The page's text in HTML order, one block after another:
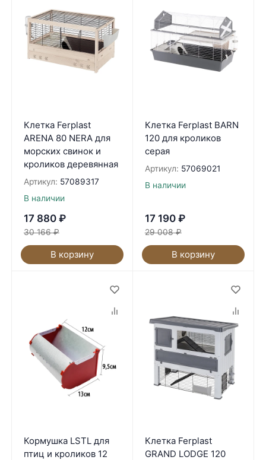
Клетка Ferplast
ARENA 80 NERA для
морских свинок и
кроликов деревянная
Артикул: 57089317
В наличии
17 880 ₽
30 166 ₽
В корзину
Клетка Ferplast BARN
120 для кроликов
серая
Артикул: 57069021
В наличии
17 190 ₽
29 008 ₽
В корзину
Кормушка LSTL для
птиц и кроликов 12
Клетка Ferplast
GRAND LODGE 120